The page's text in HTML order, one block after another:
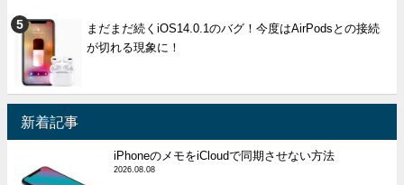
まだまだ続くiOS14.0.1のバグ！今度はAirPodsとの接続
が切れる現象に！
新着記事
iPhoneのメモをiCloudで同期させない方法
2026.08.08